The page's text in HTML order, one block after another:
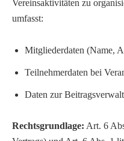
Vereinsaktivitäten zu
umfasst:
Mitgliederdaten (Name,
Teilnehmerdaten bei
Daten zur
Rechtsgrundlage: Art. 6